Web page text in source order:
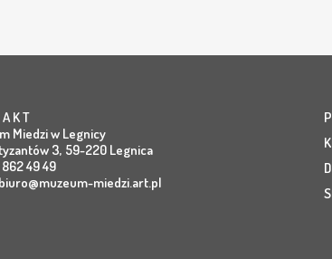
A K T
Miedzi w Legnicy
3, 59-220 Legnica
49 49
biuro@muzeum-miedzi.art.pl